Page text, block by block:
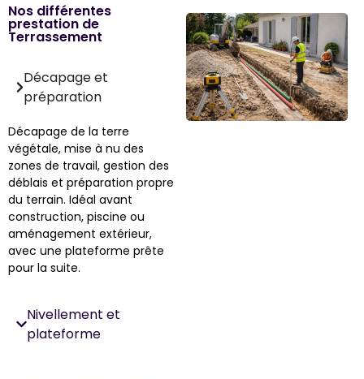
Nos différentes
prestation de
Terrassement
Décapage et
préparation
Décapage de la terre
végétale, mise à nu des
zones de travail, gestion des
déblais et préparation propre
du terrain. Idéal avant
construction, piscine ou
aménagement extérieur,
avec une plateforme prête
pour la suite.
Nivellement et
plateforme